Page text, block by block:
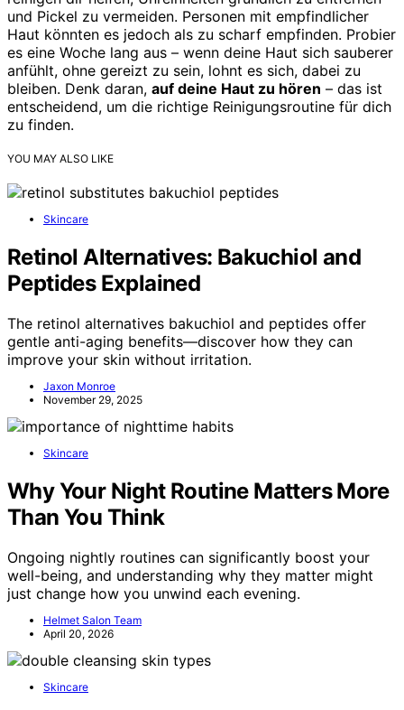
und Pickel zu vermeiden. Personen mit empfindlicher
Haut könnten es jedoch als zu scharf empfinden. Probier
es eine Woche lang aus – wenn deine Haut sich sauberer
anfühlt, ohne gereizt zu sein, lohnt es sich, dabei zu
bleiben. Denk daran, auf deine Haut zu hören – das ist
entscheidend, um die richtige Reinigungsroutine für dich
zu finden.
YOU MAY ALSO LIKE
Skincare
Retinol Alternatives: Bakuchiol and
Peptides Explained
The retinol alternatives bakuchiol and peptides offer
gentle anti-aging benefits—discover how they can
improve your skin without irritation.
Jaxon Monroe
November 29, 2025
Skincare
Why Your Night Routine Matters More
Than You Think
Ongoing nightly routines can significantly boost your
well-being, and understanding why they matter might
just change how you unwind each evening.
Helmet Salon Team
April 20, 2026
Skincare